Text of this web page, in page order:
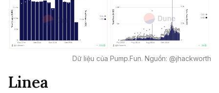
Dữ liệu của Pump.Fun. Nguồn: @jhackworth
Linea